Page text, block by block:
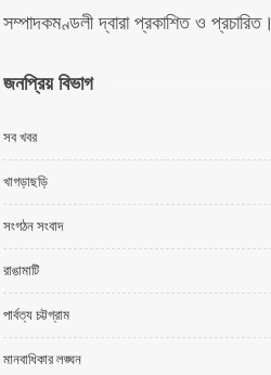
সম্পাদকমণ্ডলী দ্বারা প্রকাশিত ও প্রচারিত।
জনপ্রিয় বিভাগ
সব খবর
খাগড়াছড়ি
সংগঠন সংবাদ
রাঙামাটি
পার্বত্য চট্টগ্রাম
মানবাধিকার লঙ্ঘন